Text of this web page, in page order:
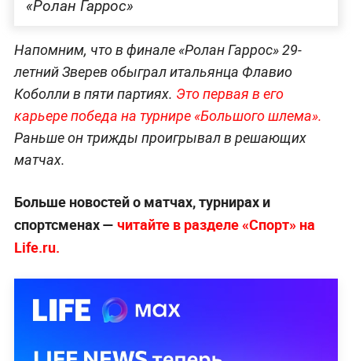
«Ролан Гаррос»
Напомним, что в финале «Ролан Гаррос» 29-
летний Зверев обыграл итальянца Флавио
Коболли в пяти партиях. Это первая в его
карьере победа на турнире «Большого шлема».
Раньше он трижды проигрывал в решающих
матчах.
Больше новостей о матчах, турнирах и
спортсменах — читайте в разделе «Спорт» на
Life.ru.